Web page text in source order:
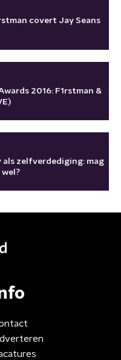
covert Jay Seans
2016: F1rstman &
als zelfverdediging: mag